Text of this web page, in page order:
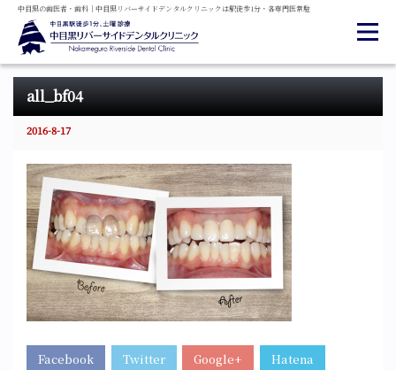
中目黒の歯医者・ 歯科 ｜ 中目黒リバーサイドデンタルクリニックは駅徒歩1分・ 各専門医常駐
all_bf04
2016-8-17
Facebook Twitter Google+ Hatena